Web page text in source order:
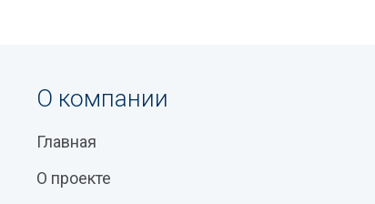
О компании
Главная
О проекте